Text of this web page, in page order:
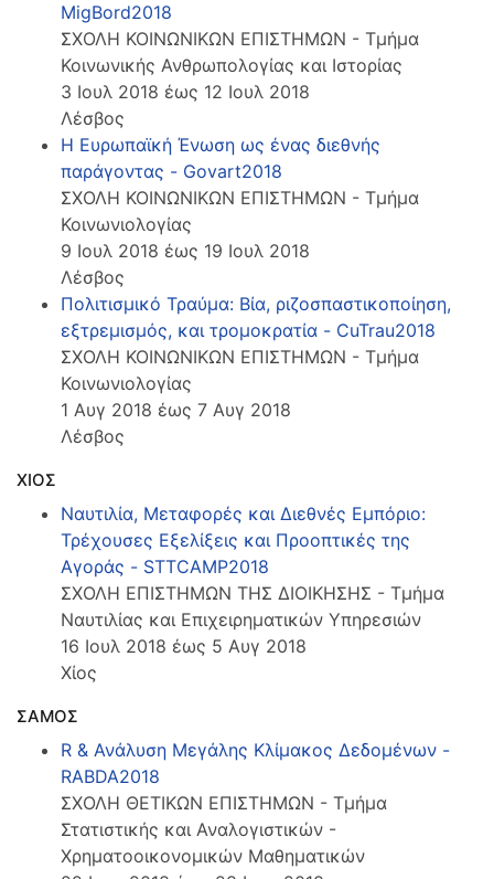
MigBord2018
ΣΧΟΛΗ ΚΟΙΝΩΝΙΚΩΝ ΕΠΙΣΤΗΜΩΝ - Τμήμα
Κοινωνικής Ανθρωπολογίας και Ιστορίας
3 Ιουλ 2018 έως 12 Ιουλ 2018
Λέσβος
Η Ευρωπαϊκή Ένωση ως ένας διεθνής
παράγοντας - Govart2018
ΣΧΟΛΗ ΚΟΙΝΩΝΙΚΩΝ ΕΠΙΣΤΗΜΩΝ - Τμήμα
Κοινωνιολογίας
9 Ιουλ 2018 έως 19 Ιουλ 2018
Λέσβος
Πολιτισμικό Τραύμα: Βία, ριζοσπαστικοποίηση,
εξτρεμισμός, και τρομοκρατία - CuTrau2018
ΣΧΟΛΗ ΚΟΙΝΩΝΙΚΩΝ ΕΠΙΣΤΗΜΩΝ - Τμήμα
Κοινωνιολογίας
1 Αυγ 2018 έως 7 Αυγ 2018
Λέσβος
ΧΙΟΣ
Ναυτιλία, Μεταφορές και Διεθνές Εμπόριο:
Τρέχουσες Εξελίξεις και Προοπτικές της
Αγοράς - STTCAMP2018
ΣΧΟΛΗ ΕΠΙΣΤΗΜΩΝ ΤΗΣ ΔΙΟΙΚΗΣΗΣ - Τμήμα
Ναυτιλίας και Επιχειρηματικών Υπηρεσιών
16 Ιουλ 2018 έως 5 Αυγ 2018
Χίος
ΣΑΜΟΣ
R & Ανάλυση Μεγάλης Κλίμακος Δεδομένων -
RABDA2018
ΣΧΟΛΗ ΘΕΤΙΚΩΝ ΕΠΙΣΤΗΜΩΝ - Τμήμα
Στατιστικής και Αναλογιστικών -
Χρηματοοικονομικών Μαθηματικών